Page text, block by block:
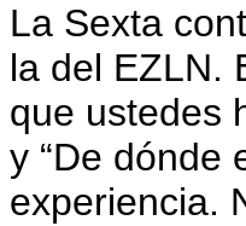
La Sexta
la del EZLN.
que ustedes
y “De dónde
experiencia.